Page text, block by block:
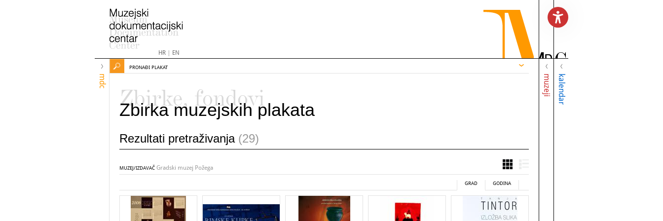
HR| EN
mdc muzeji kalendar
PRONAĐI PLAKAT
Zbirke, fondovi
Zbirka muzejskih plakata
Rezultati pretraživanja (29)
MUZEJ/IZDAVAČ Gradski muzej Požega
GRAD GODINA